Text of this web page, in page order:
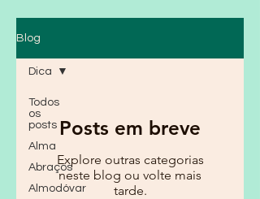
Blog
Todos
os
posts
Alma
Abraços
Almodóvar
Dica
Posts em breve
Explore outras categorias
neste blog ou volte mais
tarde.